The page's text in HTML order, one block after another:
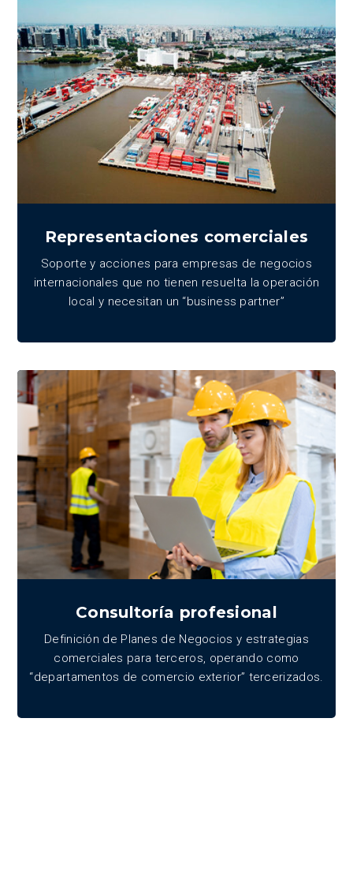
Representaciones comerciales
Soporte y acciones para empresas de negocios
internacionales que no tienen resuelta la operación
local y necesitan un “business partner”
Consultoría profesional
Definición de Planes de Negocios y estrategias
comerciales para terceros, operando como
“departamentos de comercio exterior” tercerizados.